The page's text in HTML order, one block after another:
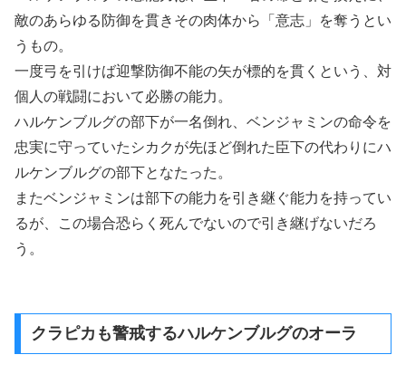
敵のあらゆる防御を貫きその肉体から「意志」を奪うとい
うもの。
一度弓を引けば迎撃防御不能の矢が標的を貫くという、対
個人の戦闘において必勝の能力。
ハルケンブルグの部下が一名倒れ、ベンジャミンの命令を
忠実に守っていたシカクが先ほど倒れた臣下の代わりにハ
ルケンブルグの部下となたった。
またベンジャミンは部下の能力を引き継ぐ能力を持ってい
るが、この場合恐らく死んでないので引き継げないだろ
う。
クラピカも警戒するハルケンブルグのオーラ